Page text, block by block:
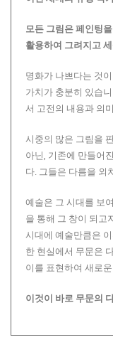
모든 그림은 페인팅
활용하여 그려지고
명화가 나쁘다는 것
가치가 충분히 있습
서 고전의 내용과 의
시중의 많은 그림을
아닌, 기존에 만들어
다. 그들은 다름을 외
예술은 그 시대를 보
을 통해 그 창이 되고
시대에 예술만큼은
한 현실에서 무문은
이를 표현하여 새로
이것이 바로 무문의